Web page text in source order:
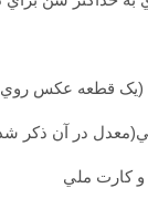
(يک قطعه عکس روي
در آن ذكر
كارت ملي